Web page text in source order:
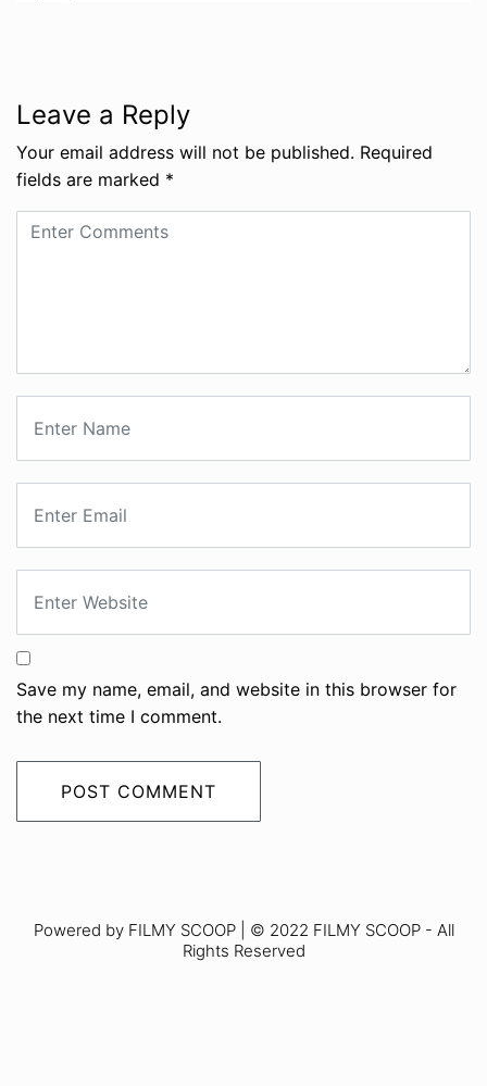
Leave a Reply
Your email address will not be published. Required
fields are marked *
Save my name, email, and website in this browser for
the next time I comment.
Powered by FILMY SCOOP | © 2022 FILMY SCOOP - All
Rights Reserved